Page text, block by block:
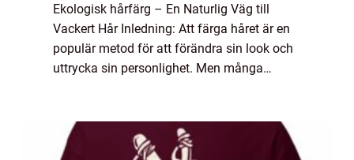
Ekologisk hårfärg – En Naturlig Väg till
Vackert Hår Inledning: Att färga håret är en
populär metod för att förändra sin look och
uttrycka sin personlighet. Men många